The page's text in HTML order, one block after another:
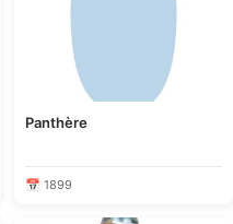
Panthère
📅 1899